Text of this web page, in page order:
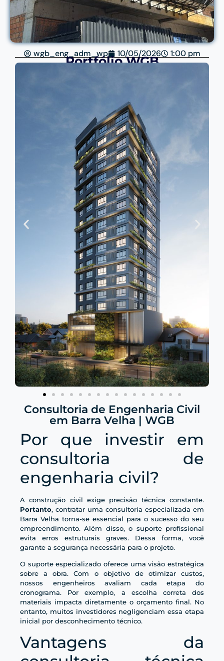
wgb_eng_adm_wp 10/05/2026 1:00 pm
Portfólio WGB
Consultoria de Engenharia Civil
em Barra Velha | WGB
Por que investir em
consultoria de
engenharia civil?
A construção civil exige precisão técnica constante.
Portanto, contratar uma consultoria especializada em
Barra Velha torna-se essencial para o sucesso do seu
empreendimento. Além disso, o suporte profissional
evita erros estruturais graves. Dessa forma, você
garante a segurança necessária para o projeto.
O suporte especializado oferece uma visão estratégica
sobre a obra. Com o objetivo de otimizar custos,
nossos engenheiros avaliam cada etapa do
cronograma. Por exemplo, a escolha correta dos
materiais impacta diretamente o orçamento final. No
entanto, muitos investidores negligenciam essa etapa
inicial por desconhecimento técnico.
Vantagens da